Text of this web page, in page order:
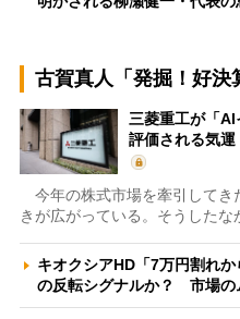
古賀真人「発掘！好決
三菱重工が「
評価される気
今年の株式市場を牽引してき
きが広がっている。そうした
キオクシアHD「7万円割れ
の反転シグナルか？ 市場